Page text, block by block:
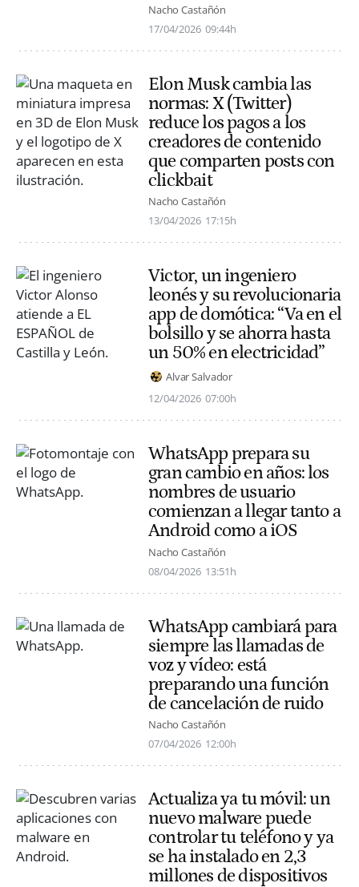
Nacho Castañón
17/04/2026 09:44h
Elon Musk cambia las
normas: X (Twitter)
reduce los pagos a los
creadores de contenido
que comparten posts con
clickbait
Nacho Castañón
13/04/2026 17:15h
Victor, un ingeniero
leonés y su revolucionaria
app de domótica: “Va en el
bolsillo y se ahorra hasta
un 50% en electricidad”
Alvar Salvador
12/04/2026 07:00h
WhatsApp prepara su
gran cambio en años: los
nombres de usuario
comienzan a llegar tanto a
Android como a iOS
Nacho Castañón
08/04/2026 13:51h
WhatsApp cambiará para
siempre las llamadas de
voz y vídeo: está
preparando una función
de cancelación de ruido
Nacho Castañón
07/04/2026 12:00h
Actualiza ya tu móvil: un
nuevo malware puede
controlar tu teléfono y ya
se ha instalado en 2,3
millones de dispositivos